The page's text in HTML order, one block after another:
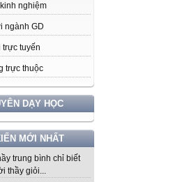
nghiệm
ngành GD
trực tuyến
trực thuộc
DẠY HỌC
MỚI NHẤT
trung bình chỉ biết
thầy giỏi...